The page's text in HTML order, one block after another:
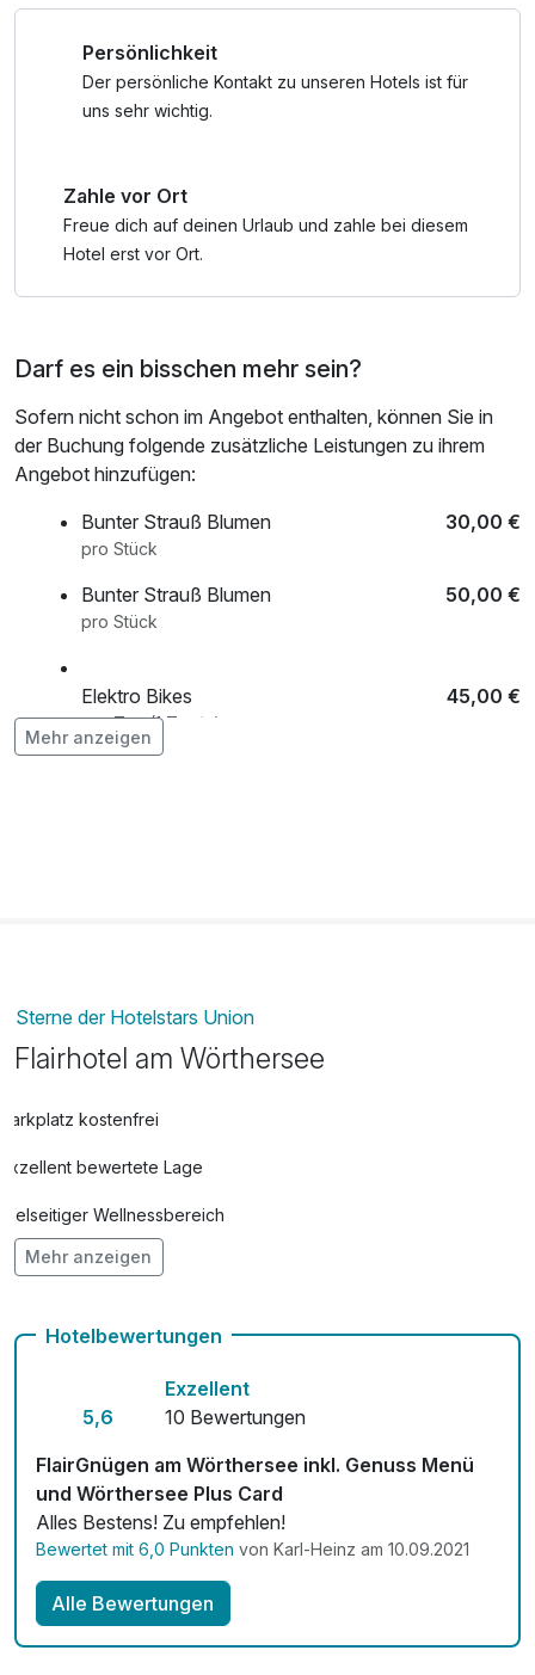
• Träumen im Planetarium Klagenfurt
• Stift St. Georgen erleben
• Gerhard-Porsche-Automuseum erkunden
• Schokoladengenuss bei Craigher
• Weinverkostung mit Kärntner Jause
• Stadtführungen durch Klagenfurt
Bademantel und -tücher
Persönlichkeit
Der persönliche Kontakt zu unseren Hotels ist für
uns sehr wichtig.
Zahle vor Ort
Freue dich auf deinen Urlaub und zahle bei diesem
Hotel erst vor Ort.
Darf es ein bisschen mehr sein?
Sofern nicht schon im Angebot enthalten, können Sie in
der Buchung folgende zusätzliche Leistungen zu ihrem
Angebot hinzufügen:
Bunter Strauß Blumen
30,00 €
pro Stück
Bunter Strauß Blumen 50,00 €
pro Stück
Elektro Bikes 45,00 €
pro Tag (1 Tag/e)
Mehr anzeigen
Sterne der Hotelstars Union
Flairhotel am Wörthersee
Parkplatz kostenfrei
Exzellent bewertete Lage
Vielseitiger Wellnessbereich
Hunde im Hotel erlaubt für 20,00 € pro Stück / Nacht
Kostenloses W-LAN
Zimmerservice verfügbar
Mit Hotelbar
Mehr anzeigen
Hotelbewertungen
5,6
Exzellent
10 Bewertungen
FlairGnügen am Wörthersee inkl. Genuss Menü
und Wörthersee Plus Card
Alles Bestens! Zu empfehlen!
Bewertet mit 6,0 Punkten von Karl-Heinz am 10.09.2021
Alle Bewertungen